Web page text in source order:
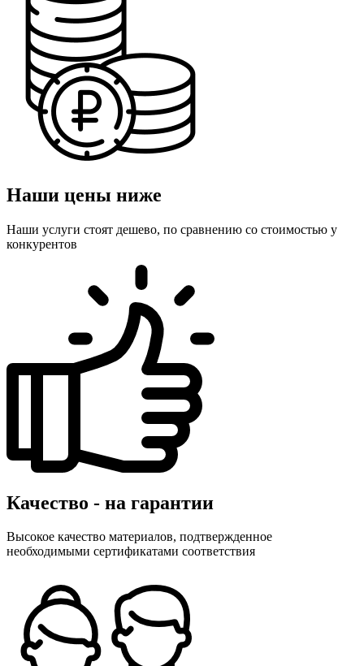
Наши цены ниже
Наши услуги стоят дешево, по сравнению со стоимостью у
конкурентов
Качество - на гарантии
Высокое качество материалов, подтвержденное
необходимыми сертификатами соответствия